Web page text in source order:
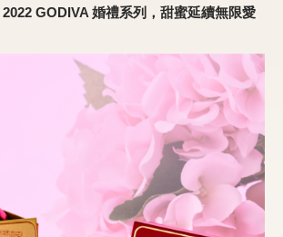
霜淇淋
蛋糕
可芙
GODIVA 婚禮系列，甜蜜延續無限愛